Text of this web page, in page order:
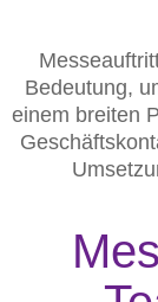
Bedeutung,
einem breiten